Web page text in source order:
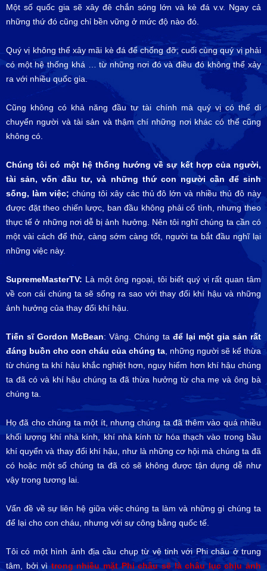
Một số quốc gia sẽ xây đê chắn sóng lớn và kè đá v.v. Ngay cả
những thứ đó cũng chỉ bền vững ở mức độ nào đó.
Quý vị không thể xây mãi kè đá để chống đỡ; cuối cùng quý vị phải
có một hệ thống khá … từ những nơi đó và điều đó không thể xảy
ra với nhiều quốc gia.
Cũng không có khả năng đầu tư tài chính mà quý vị có thể di
chuyển người và tài sản và thậm chí những nơi khác có thể cũng
không có.
Chúng tôi có một hệ thống hướng về sự kết hợp của người,
tài sản, vốn đầu tư, và những thứ con người cần để sinh
sống, làm việc; chúng tôi xây các thủ đô lớn và nhiều thủ đô này
được đặt theo chiến lược, ban đầu không phải cố tình, nhưng theo
thực tế ở những nơi dễ bị ảnh hưởng. Nên tôi nghĩ chúng ta cần có
một vài cách để thử, càng sớm càng tốt, người ta bắt đầu nghĩ lại
những việc này.
SupremeMasterTV: Là một ông ngoại, tôi biết quý vị rất quan tâm
về con cái chúng ta sẽ sống ra sao với thay đổi khí hậu và những
ảnh hưởng của thay đổi khí hậu.
Tiến sĩ Gordon McBean: Vâng. Chúng ta để lại một gia sản rất
đáng buồn cho con cháu của chúng ta , những người sẽ kế thừa
từ chúng ta khí hậu khắc nghiệt hơn, nguy hiểm hơn khí hậu chúng
ta đã có và khí hậu chúng ta đã thừa hưởng từ cha mẹ và ông bà
chúng ta.
Họ đã cho chúng ta một ít, nhưng chúng ta đã thêm vào quá nhiều
khối lượng khí nhà kính, khí nhà kính từ hóa thạch vào trong bầu
khí quyển và thay đổi khí hậu, như là những cơ hội mà chúng ta đã
có hoặc một số chúng ta đã có sẽ không được tận dụng dễ như
vậy trong tương lai.
Vấn đề về sự liên hệ giữa việc chúng ta làm và những gì chúng ta
để lại cho con cháu, nhưng với sự công bằng quốc tế.
Tôi có một hình ảnh địa cầu chụp từ vệ tinh với Phi châu ở trung
tâm, bởi vì trong nhiều mặt Phi châu sẽ là châu lục chịu ảnh